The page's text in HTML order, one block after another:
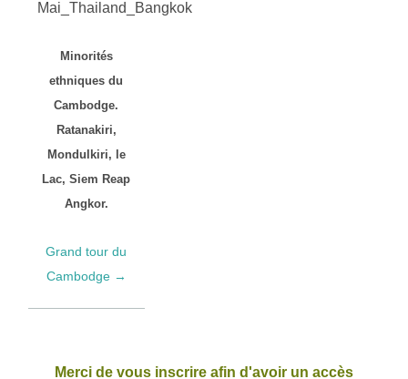
Minorités
ethniques du
Cambodge.
Ratanakiri,
Mondulkiri, le
Lac, Siem Reap
Angkor.
Grand tour du
Cambodge →
Merci de vous inscrire afin d'avoir un accès